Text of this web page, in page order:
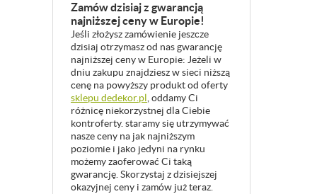
Zamów dzisiaj z gwarancją
najniższej ceny w Europie!
Jeśli złożysz zamówienie jeszcze
dzisiaj otrzymasz od nas gwarancję
najniższej ceny w Europie: Jeżeli w
dniu zakupu znajdziesz w sieci niższą
cenę na powyższy produkt od oferty
sklepu dedekor.pl, oddamy Ci
różnicę niekorzystnej dla Ciebie
kontroferty. staramy się utrzymywać
nasze ceny na jak najniższym
poziomie i jako jedyni na rynku
możemy zaoferować Ci taką
gwarancję. Skorzystaj z dzisiejszej
okazyjnej ceny i zamów już teraz.